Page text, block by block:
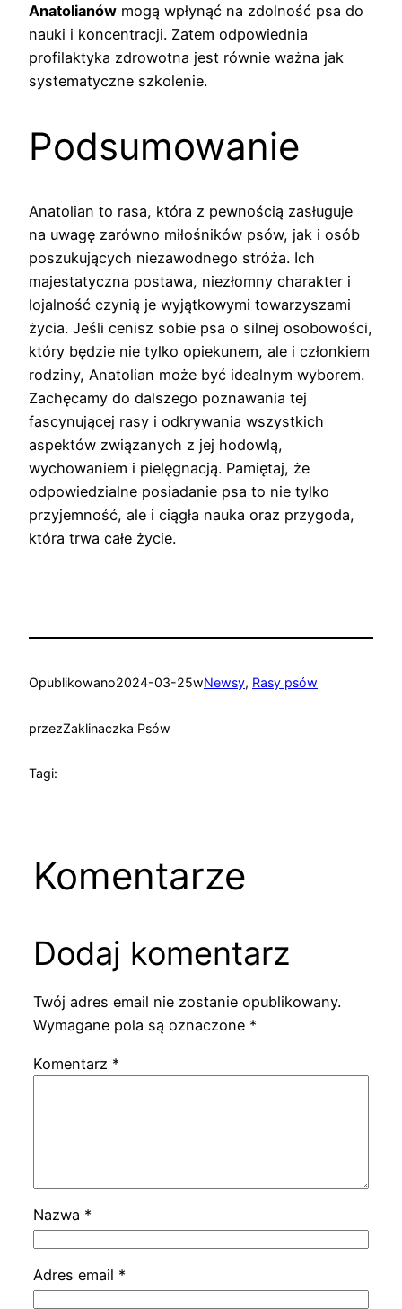
Anatolianów mogą wpłynąć na zdolność psa do
nauki i koncentracji. Zatem odpowiednia
profilaktyka zdrowotna jest równie ważna jak
systematyczne szkolenie.
Podsumowanie
Anatolian to rasa, która z pewnością zasługuje
na uwagę zarówno miłośników psów, jak i osób
poszukujących niezawodnego stróża. Ich
majestatyczna postawa, niezłomny charakter i
lojalność czynią je wyjątkowymi towarzyszami
życia. Jeśli cenisz sobie psa o silnej osobowości,
który będzie nie tylko opiekunem, ale i członkiem
rodziny, Anatolian może być idealnym wyborem.
Zachęcamy do dalszego poznawania tej
fascynującej rasy i odkrywania wszystkich
aspektów związanych z jej hodowlą,
wychowaniem i pielęgnacją. Pamiętaj, że
odpowiedzialne posiadanie psa to nie tylko
przyjemność, ale i ciągła nauka oraz przygoda,
która trwa całe życie.
Opublikowano2024-03-25wNewsy, Rasy psów
przezZaklinaczka Psów
Tagi:
Komentarze
Dodaj komentarz
Twój adres email nie zostanie opublikowany.
Wymagane pola są oznaczone *
Komentarz *
Nazwa *
Adres email *